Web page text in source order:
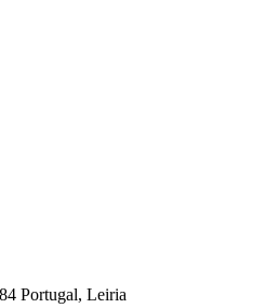
Portugal, Leiria